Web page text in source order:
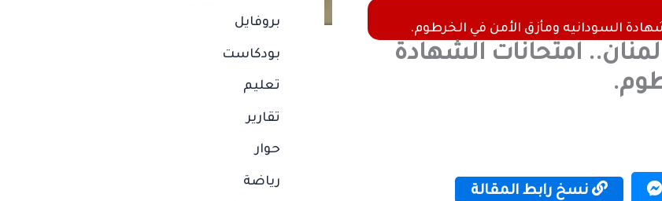
السودانيه ومأزق الأمن في الخرطوم.
امتحانات الشهادة
نسخ رابط المقالة
بروفايل
بودكاست
تعليم
تقارير
حوار
رياضة